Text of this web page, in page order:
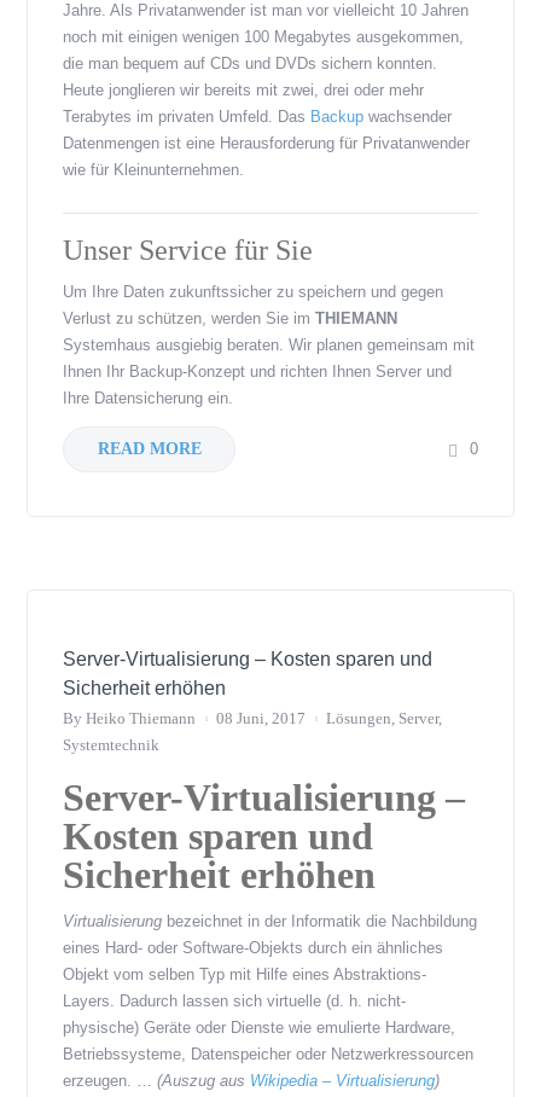
Jahre. Als Privatanwender ist man vor vielleicht 10 Jahren
noch mit einigen wenigen 100 Megabytes ausgekommen,
die man bequem auf CDs und DVDs sichern konnten.
Heute jonglieren wir bereits mit zwei, drei oder mehr
Terabytes im privaten Umfeld. Das Backup wachsender
Datenmengen ist eine Herausforderung für Privatanwender
wie für Kleinunternehmen.
Unser Service für Sie
Um Ihre Daten zukunftssicher zu speichern und gegen
Verlust zu schützen, werden Sie imTHIEMANN
Systemhaus ausgiebig beraten. Wir planen gemeinsam mit
Ihnen Ihr Backup-Konzept und richten Ihnen Server und
Ihre Datensicherung ein.
READ MORE 0
Server-Virtualisierung – Kosten sparen und
Sicherheit erhöhen
ByHeiko Thiemann 08 Juni, 2017 Lösungen, Server,
Systemtechnik
Server-Virtualisierung –
Kosten sparen und
Sicherheit erhöhen
Virtualisierung bezeichnet in der Informatik die Nachbildung
eines Hard- oder Software-Objekts durch ein ähnliches
Objekt vom selben Typ mit Hilfe eines Abstraktions-
Layers. Dadurch lassen sich virtuelle (d. h. nicht-
physische) Geräte oder Dienste wie emulierte Hardware,
Betriebssysteme, Datenspeicher oder Netzwerkressourcen
erzeugen. …(Auszug aus Wikipedia – Virtualisierung)